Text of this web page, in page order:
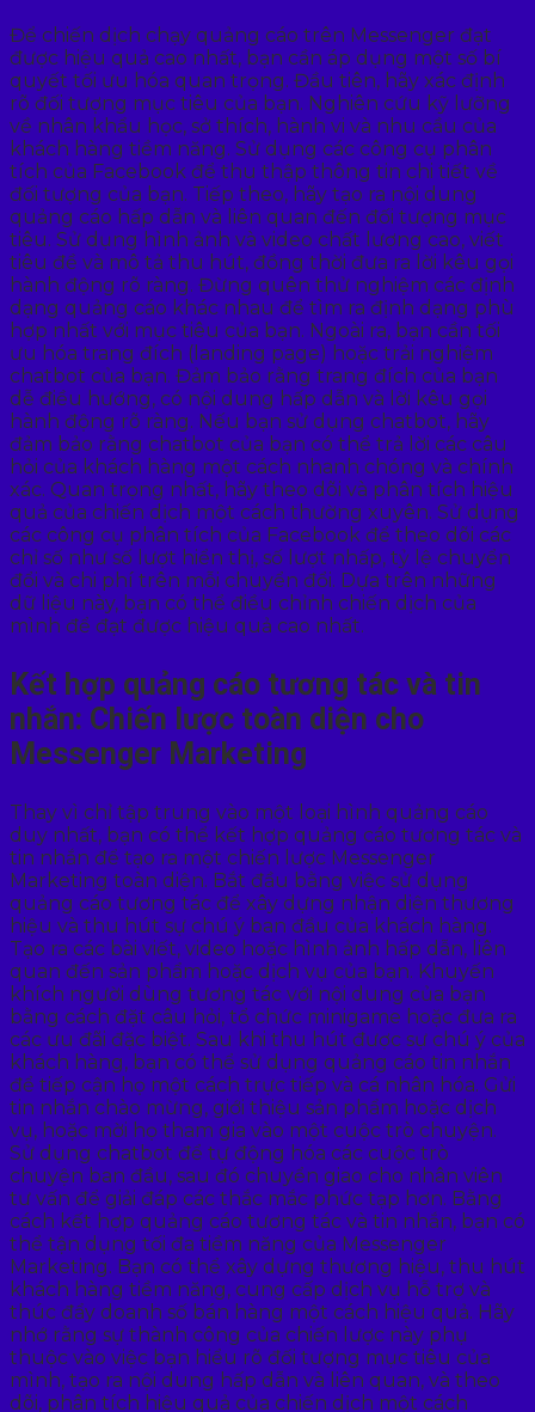
Để chiến dịch chạy quảng cáo trên Messenger đạt
được hiệu quả cao nhất, bạn cần áp dụng một số bí
quyết tối ưu hóa quan trọng. Đầu tiên, hãy xác định
rõ đối tượng mục tiêu của bạn. Nghiên cứu kỹ lưỡng
về nhân khẩu học, sở thích, hành vi và nhu cầu của
khách hàng tiềm năng. Sử dụng các công cụ phân
tích của Facebook để thu thập thông tin chi tiết về
đối tượng của bạn. Tiếp theo, hãy tạo ra nội dung
quảng cáo hấp dẫn và liên quan đến đối tượng mục
tiêu. Sử dụng hình ảnh và video chất lượng cao, viết
tiêu đề và mô tả thu hút, đồng thời đưa ra lời kêu gọi
hành động rõ ràng. Đừng quên thử nghiệm các định
dạng quảng cáo khác nhau để tìm ra định dạng phù
hợp nhất với mục tiêu của bạn. Ngoài ra, bạn cần tối
ưu hóa trang đích (landing page) hoặc trải nghiệm
chatbot của bạn. Đảm bảo rằng trang đích của bạn
dễ điều hướng, có nội dung hấp dẫn và lời kêu gọi
hành động rõ ràng. Nếu bạn sử dụng chatbot, hãy
đảm bảo rằng chatbot của bạn có thể trả lời các câu
hỏi của khách hàng một cách nhanh chóng và chính
xác. Quan trọng nhất, hãy theo dõi và phân tích hiệu
quả của chiến dịch một cách thường xuyên. Sử dụng
các công cụ phân tích của Facebook để theo dõi các
chỉ số như số lượt hiển thị, số lượt nhấp, tỷ lệ chuyển
đổi và chi phí trên mỗi chuyển đổi. Dựa trên những
dữ liệu này, bạn có thể điều chỉnh chiến dịch của
mình để đạt được hiệu quả cao nhất.
Kết hợp quảng cáo tương tác và tin
nhắn: Chiến lược toàn diện cho
Messenger Marketing
Thay vì chỉ tập trung vào một loại hình quảng cáo
duy nhất, bạn có thể kết hợp quảng cáo tương tác và
tin nhắn để tạo ra một chiến lược Messenger
Marketing toàn diện. Bắt đầu bằng việc sử dụng
quảng cáo tương tác để xây dựng nhận diện thương
hiệu và thu hút sự chú ý ban đầu của khách hàng.
Tạo ra các bài viết, video hoặc hình ảnh hấp dẫn, liên
quan đến sản phẩm hoặc dịch vụ của bạn. Khuyến
khích người dùng tương tác với nội dung của bạn
bằng cách đặt câu hỏi, tổ chức minigame hoặc đưa ra
các ưu đãi đặc biệt. Sau khi thu hút được sự chú ý của
khách hàng, bạn có thể sử dụng quảng cáo tin nhắn
để tiếp cận họ một cách trực tiếp và cá nhân hóa. Gửi
tin nhắn chào mừng, giới thiệu sản phẩm hoặc dịch
vụ, hoặc mời họ tham gia vào một cuộc trò chuyện.
Sử dụng chatbot để tự động hóa các cuộc trò
chuyện ban đầu, sau đó chuyển giao cho nhân viên
tư vấn để giải đáp các thắc mắc phức tạp hơn. Bằng
cách kết hợp quảng cáo tương tác và tin nhắn, bạn có
thể tận dụng tối đa tiềm năng của Messenger
Marketing. Bạn có thể xây dựng thương hiệu, thu hút
khách hàng tiềm năng, cung cấp dịch vụ hỗ trợ và
thúc đẩy doanh số bán hàng một cách hiệu quả. Hãy
nhớ rằng sự thành công của chiến lược này phụ
thuộc vào việc bạn hiểu rõ đối tượng mục tiêu của
mình, tạo ra nội dung hấp dẫn và liên quan, và theo
dõi, phân tích hiệu quả của chiến dịch một cách